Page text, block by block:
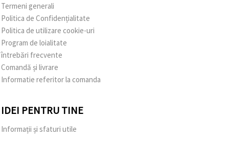
Termeni generali
Politica de Confidențialitate
Politica de utilizare cookie-uri
Program de loialitate
întrebări frecvente
Comandă și livrare
Informatie referitor la comanda
IDEI PENTRU TINE
Informații și sfaturi utile